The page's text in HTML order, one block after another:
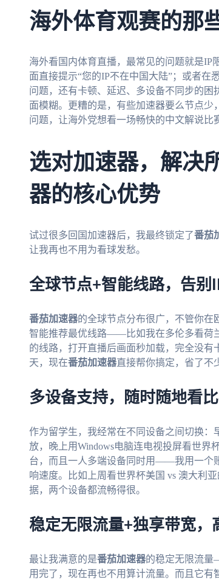
海外体育观赛的那
海外看国内体育直播，最常见的问题就是
面直接提示“您的IP不在中国大陆”；或者在
问题，还有卡顿、延迟、多设备不同步的
面模糊。更糟的是，有些加速器要么节点
问题，让海外党想看一场畅快的中文解说比
选对加速器，解决
器的核心优势
试过很多回国加速器后，我最终锁定了番茄
让我再也不用为看球发愁。
全球节点+智能线路，告别
番茄加速器的全球节点分布很广，不管你在
智能推荐最优线路——比如我在多伦多看荷
的线路，打开直播后画面秒加载，完全没
天，现在番茄加速器直接帮你搞定，省了不
多设备支持，随时随地看
作为留学生，我经常在不同设备之间切换：
放，晚上用Windows电脑连电视投屏看世界杯
台，而且一人多端设备同时用——我用一个
响速度。比如上周看世界杯美国 vs 澳大利
据，两个设备都流畅得很。
稳定无限流量+独享带宽，
最让我满意的是番茄加速器的稳定无限流量
用完了，现在再也不用算计流量。而且它